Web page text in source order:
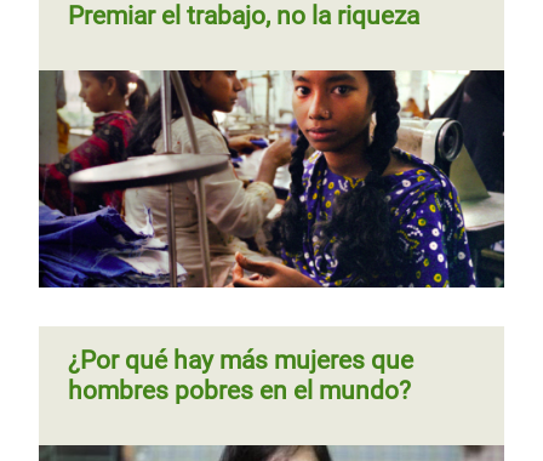
Premiar el trabajo, no la riqueza
¿Por qué hay más mujeres que
hombres pobres en el mundo?